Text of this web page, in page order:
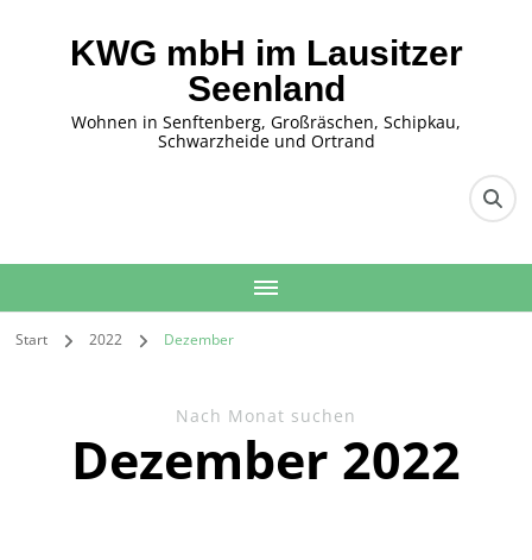
KWG mbH im Lausitzer
Seenland
Wohnen in Senftenberg, Großräschen, Schipkau,
Schwarzheide und Ortrand
Start 2022 Dezember
Nach Monat suchen
Dezember 2022